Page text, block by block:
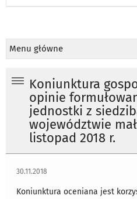
Menu główne
Koniunktura
opinie
jednostki z
województwie
listopad 2018 r.
30.11.2018
Koniunktura oceniana jest